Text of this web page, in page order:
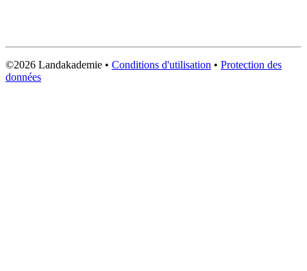
©2026 Landakademie • Conditions d'utilisation • Protection des
données